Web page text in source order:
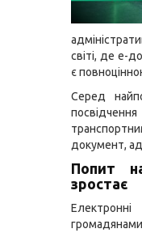
світі, де е-
є
Серед
документ,
Попит
зростає